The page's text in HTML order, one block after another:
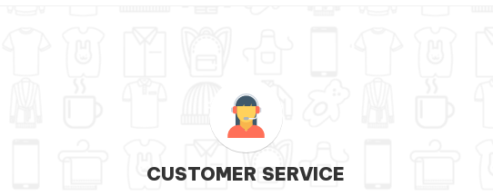
CUSTOMER SERVICE